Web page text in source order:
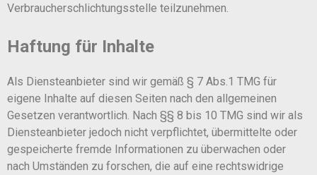
Verbraucherschlichtungsstelle teilzunehmen.
Haftung für Inhalte
Als Diensteanbieter sind wir gemäß § 7 Abs.1 TMG für
eigene Inhalte auf diesen Seiten nach den allgemeinen
Gesetzen verantwortlich. Nach §§ 8 bis 10 TMG sind wir als
Diensteanbieter jedoch nicht verpflichtet, übermittelte oder
gespeicherte fremde Informationen zu überwachen oder
nach Umständen zu forschen, die auf eine rechtswidrige